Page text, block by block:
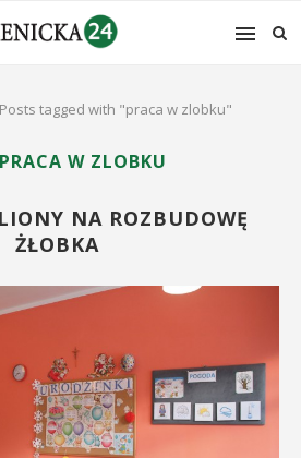
Posts tagged with "praca w zlobku"
PRACA W ZLOBKU
NA ROZBUDOWĘ
ŻŁOBKA